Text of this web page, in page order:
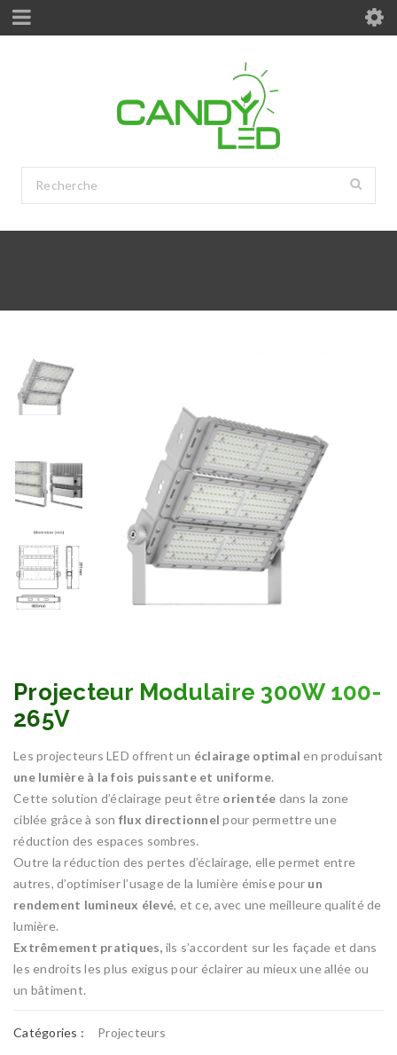
Projecteur Modulaire 300W 100-
265V
Les projecteurs LED offrent un éclairage optimal en produisant
une lumière à la fois puissante et uniforme.
Cette solution d’éclairage peut être orientée dans la zone
ciblée grâce à son flux directionnel pour permettre une
réduction des espaces sombres.
Outre la réduction des pertes d’éclairage, elle permet entre
autres, d’optimiser l’usage de la lumière émise pour un
rendement lumineux élevé, et ce, avec une meilleure qualité de
lumière.
Extrêmement pratiques, ils s’accordent sur les façade et dans
les endroits les plus exigus pour éclairer au mieux une allée ou
un bâtiment.
Catégories : Projecteurs